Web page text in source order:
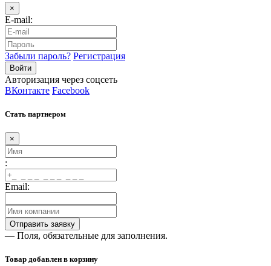
×
E-mail:
Забыли пароль? Регистрация
Авторизация через соцсеть
ВКонтакте Facebook
Стать партнером
×
:
Email:
— Поля, обязательные для заполнения.
Товар добавлен в корзину